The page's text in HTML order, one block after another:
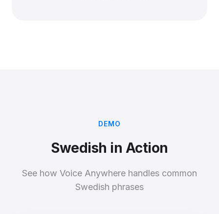
DEMO
Swedish in Action
See how Voice Anywhere handles common
Swedish phrases